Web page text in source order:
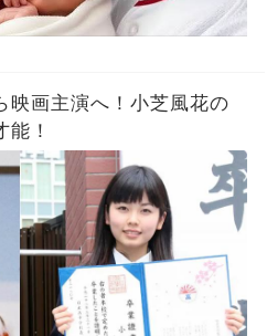
映画主演へ！小芝風花の
！